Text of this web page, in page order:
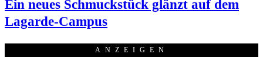
Ein neu­es Schmuck­stück glänzt auf dem
Lagarde-Campus
ANZEI­GEN